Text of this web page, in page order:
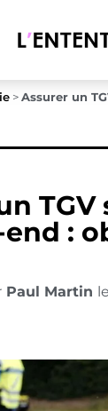
> Assurer un
TGV
:
Paul Martin le